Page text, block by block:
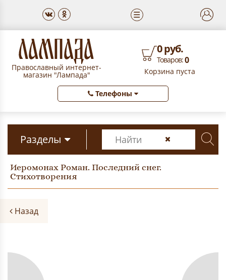
☰
Православный интернет-
магазин "Лампада"
0 руб.
Товаров:0
Корзина пуста
Телефоны
Разделы
Иеромонах Роман. Последний снег.
Стихотворения
Назад